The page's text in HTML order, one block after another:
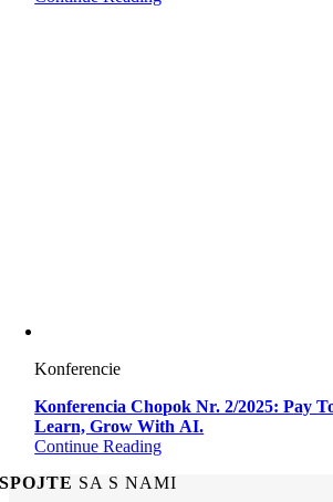
Konferencie
Konferencia Chopok Nr. 2/2025: Pay
Learn, Grow With AI.
Continue Reading
SPOJTE SA S NAMI